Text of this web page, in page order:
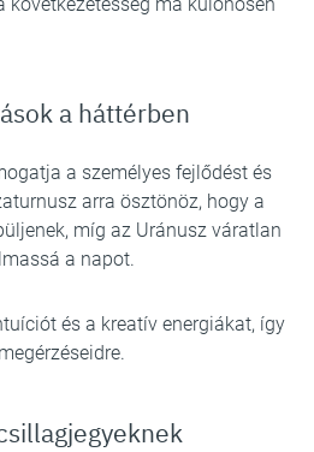
következetesség ma különösen
a háttérben
a személyes fejlődést és
arra ösztönöz, hogy a
míg az Uránusz váratlan
a napot.
és a kreatív energiákat, így